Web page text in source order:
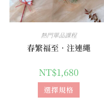
熱門單品課程
春繁福至．注連繩
NT$1,680
選擇規格